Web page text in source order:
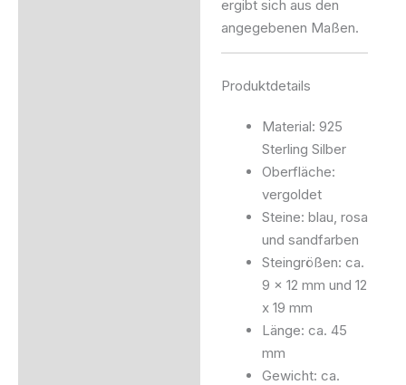
ergibt sich aus den
angegebenen Maßen.
Produktdetails
Material: 925
Sterling Silber
Oberfläche:
vergoldet
Steine: blau, rosa
und sandfarben
Steingrößen: ca.
9 x 12 mm und 12
x 19 mm
Länge: ca. 45
mm
Gewicht: ca.